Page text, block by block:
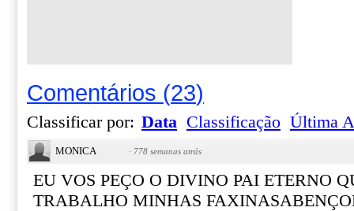
Comentários (23)
Classificar por: Data Classificação Última
MONICA · 778 semanas atrás
EU VOS PEÇO O DIVINO PAI ETERNO
TRABALHO MINHAS